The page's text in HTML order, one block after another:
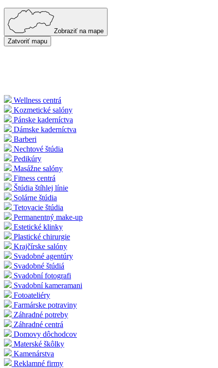
Zobraziť na mape
Zatvoriť mapu
Wellness centrá
Kozmetické salóny
Pánske kaderníctva
Dámske kaderníctva
Barberi
Nechtové štúdia
Pedikúry
Masážne salóny
Fitness centrá
Štúdia štíhlej línie
Solárne štúdia
Tetovacie štúdia
Permanentný make-up
Estetické klinky
Plastické chirurgie
Krajčírske salóny
Svadobné agentúry
Svadobné štúdiá
Svadobní fotografi
Svadobní kameramani
Fotoateliéry
Farmárske potraviny
Záhradné potreby
Záhradné centrá
Domovy dôchodcov
Materské škôlky
Kamenárstva
Reklamné firmy